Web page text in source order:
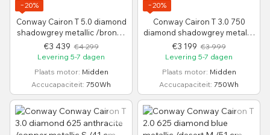
−20%
Conway Cairon T 5.0 diamond
shadowgrey metallic /bronze
metallic S /41 cm /28"
€3 439 €4 299
Levering 5-7 dagen
Plaats motor Midden
Accucapaciteit 750Wh
−20%
Conway Cairon T 3.0 750
diamond shadowgrey metallic
/black metallic S /41 cm /28"
€3 199 €3 999
Levering 5-7 dagen
Plaats motor Midden
Accucapaciteit 750Wh